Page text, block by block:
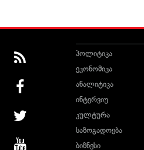
პოლიტიკა
ეკონომიკა
ანალიტიკა
ინტერვიუ
კულტურა
საზოგადოება
ბიზნესი